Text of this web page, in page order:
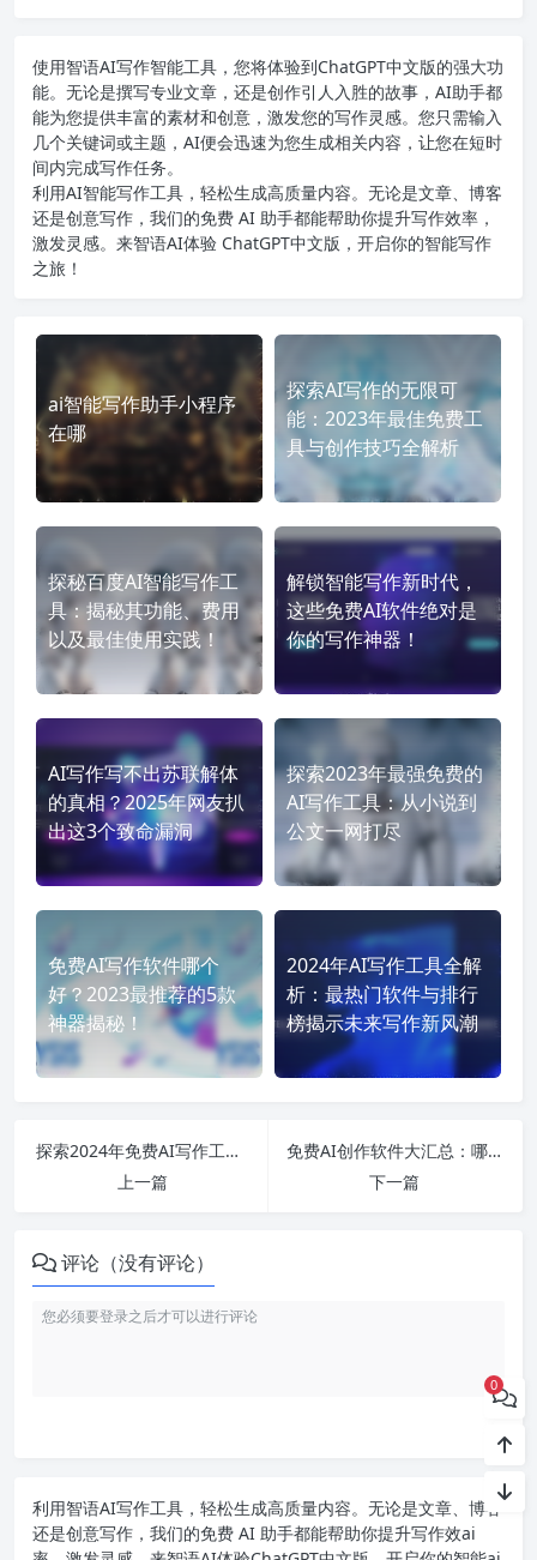
使用智语AI写作智能工具，您将体验到ChatGPT中文版的强大功
能。无论是撰写专业文章，还是创作引人入胜的故事，AI助手都
能为您提供丰富的素材和创意，激发您的写作灵感。您只需输入
几个关键词或主题，AI便会迅速为您生成相关内容，让您在短时
间内完成写作任务。
利用AI智能写作工具，轻松生成高质量内容。无论是文章、博客
还是创意写作，我们的免费 AI 助手都能帮助你提升写作效率，
激发灵感。来智语AI体验 ChatGPT中文版 ，开启你的智能写作
之旅！
ai智能写作助手小程序
在哪
探索AI写作的无限可
能：2023年最佳免费工
具与创作技巧全解析
探秘百度AI智能写作工
具：揭秘其功能、费用
以及最佳使用实践！
解锁智能写作新时代，
这些免费AI软件绝对是
你的写作神器！
AI写作写不出苏联解体
的真相？2025年网友扒
出这3个致命漏洞
探索2023年最强免费的
AI写作工具：从小说到
公文一网打尽
免费AI写作软件哪个
好？2023最推荐的5款
神器揭秘！
2024年AI写作工具全解
析：最热门软件与排行
榜揭示未来写作新风潮
探索2024年免费AI写作工具的全景：从智能助手到创意引擎的深度分析
上一篇
免费AI创作软件大汇总：哪个工具能让您的创作更轻松、效率更高？
下一篇
评论（没有评论）
利用智语AI写作工具，轻松生成高质量内容。无论是文章、博客
还是创意写作，我们的免费 AI 助手都能帮助你提升写作效ai
0